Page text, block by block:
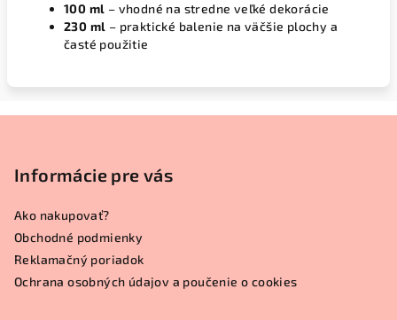
100 ml – vhodné na stredne veľké dekorácie
230 ml – praktické balenie na väčšie plochy a
časté použitie
Informácie pre vás
Ako nakupovať?
Obchodné podmienky
Reklamačný poriadok
Ochrana osobných údajov a poučenie o cookies